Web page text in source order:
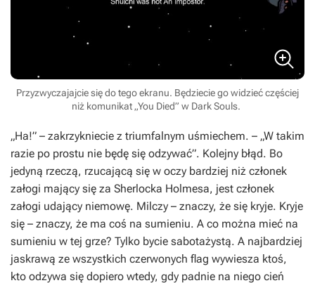
Przyzwyczajajcie się do tego ekranu. Będziecie go widzieć częściej
niż komunikat „You Died” w Dark Souls.
„Ha!” – zakrzykniecie z triumfalnym uśmiechem. – „W takim
razie po prostu nie będę się odzywać”. Kolejny błąd. Bo
jedyną rzeczą, rzucającą się w oczy bardziej niż członek
załogi mający się za Sherlocka Holmesa, jest członek
załogi udający niemowę. Milczy – znaczy, że się kryje. Kryje
się – znaczy, że ma coś na sumieniu. A co można mieć na
sumieniu w tej grze? Tylko bycie sabotażystą. A najbardziej
jaskrawą ze wszystkich czerwonych flag wywiesza ktoś,
kto odzywa się dopiero wtedy, gdy padnie na niego cień